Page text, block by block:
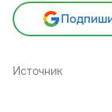
Источник